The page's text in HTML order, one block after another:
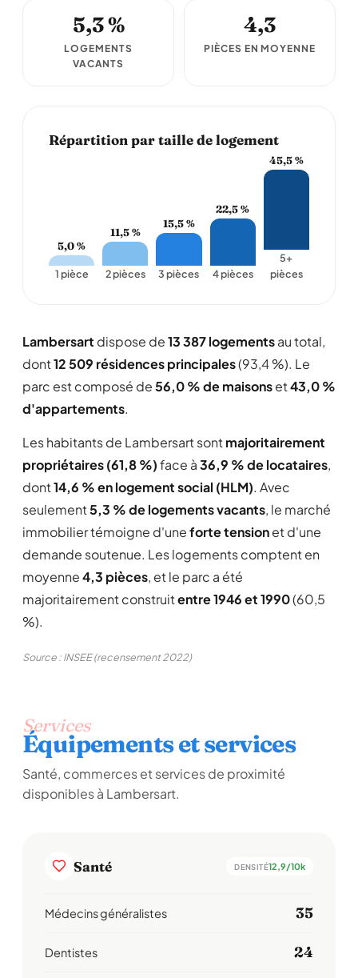
5,3 %
LOGEMENTS
VACANTS
4,3
PIÈCES EN MOYENNE
Répartition par taille de logement
5,0 %
1 pièce
11,5 %
2 pièces
15,5 %
3 pièces
22,5 %
4 pièces
45,5 %
5+
pièces
Lambersart dispose de13 387 logementsau total,
dont12 509 résidences principales(93,4 %). Le
parc est composé de56,0 % de maisonset43,0 %
d'appartements.
Les habitants de Lambersart sontmajoritairement
propriétaires (61,8 %)face à36,9 % de locataires,
dont14,6 % en logement social (HLM). Avec
seulement5,3 % de logements vacants, le marché
immobilier témoigne d'uneforte tensionet d'une
demande soutenue. Les logements comptent en
moyenne4,3 pièces, et le parc a été
majoritairement construitentre 1946 et 1990(60,5
%).
Source : INSEE (recensement 2022)
Services
Équipements et services
Santé, commerces et services de proximité
disponibles à Lambersart.
Santé DENSITÉ12,9/10k
Médecins généralistes 35
Dentistes 24